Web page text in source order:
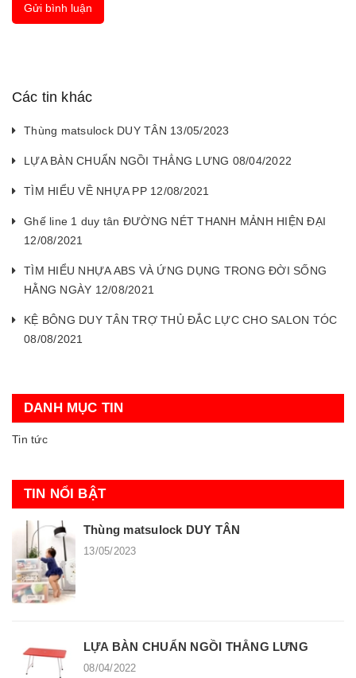
Gửi bình luận
Các tin khác
Thùng matsulock DUY TÂN 13/05/2023
LỰA BÀN CHUẨN NGỒI THẲNG LƯNG 08/04/2022
TÌM HIỂU VỀ NHỰA PP 12/08/2021
Ghế line 1 duy tân ĐƯỜNG NÉT THANH MẢNH HIỆN ĐẠI
12/08/2021
TÌM HIỂU NHỰA ABS VÀ ỨNG DỤNG TRONG ĐỜI SỐNG
HẰNG NGÀY 12/08/2021
KỆ BÔNG DUY TÂN TRỢ THỦ ĐẮC LỰC CHO SALON TÓC
08/08/2021
DANH MỤC TIN
Tin tức
TIN NỔI BẬT
Thùng matsulock DUY TÂN
13/05/2023
LỰA BÀN CHUẨN NGỒI THẲNG LƯNG
08/04/2022